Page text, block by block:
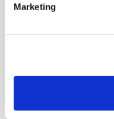
Marketing
Blogs